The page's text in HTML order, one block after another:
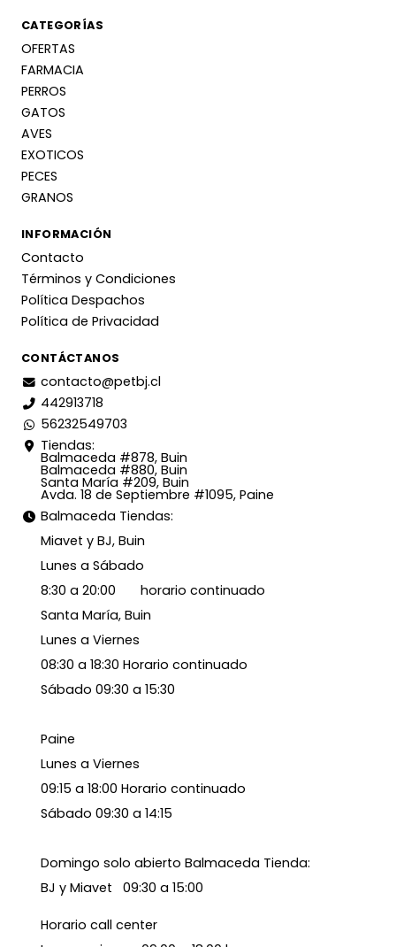
CATEGORÍAS
OFERTAS
FARMACIA
PERROS
GATOS
AVES
EXOTICOS
PECES
GRANOS
INFORMACIÓN
Contacto
Términos y Condiciones
Política Despachos
Política de Privacidad
CONTÁCTANOS
contacto@petbj.cl
442913718
56232549703
Tiendas:
Balmaceda #878, Buin
Balmaceda #880, Buin
Santa María #209, Buin
Avda. 18 de Septiembre #1095, Paine
Balmaceda Tiendas:
Miavet y BJ, Buin
Lunes a Sábado
8:30 a 20:00 horario continuado
Santa María, Buin
Lunes a Viernes
08:30 a 18:30 Horario continuado
Sábado 09:30 a 15:30
Paine
Lunes a Viernes
09:15 a 18:00 Horario continuado
Sábado 09:30 a 14:15
Domingo solo abierto Balmaceda Tienda:
BJ y Miavet 09:30 a 15:00
Horario call center